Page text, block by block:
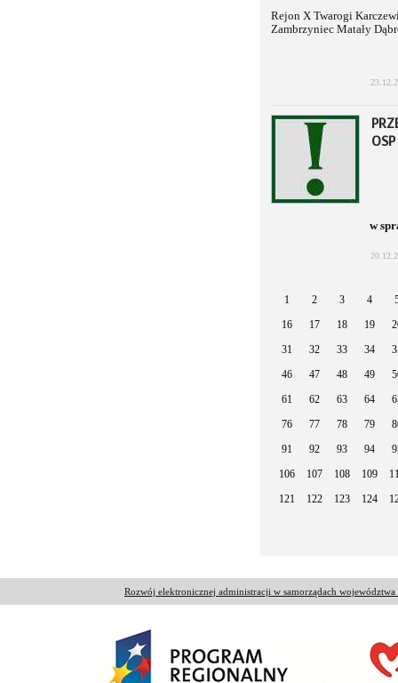
Rejon X Twarogi
Zambrzyniec Matały
OSP
w
1 2 3 4
16
17 18 19
31
32 33 34
46
47 48 49
61
62 63 64
76
77 78 79
91
92 93 94
106
107 108 109
121
122 123 124
Rozwój elektronicznej administracji w samorządach